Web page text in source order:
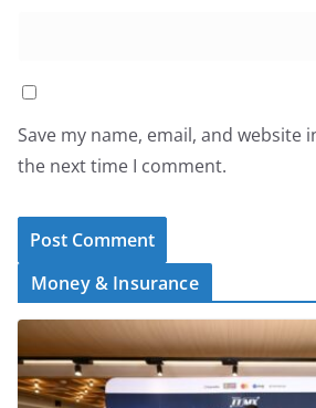
Save my name, email, and website
the next time I comment.
Money & Insurance